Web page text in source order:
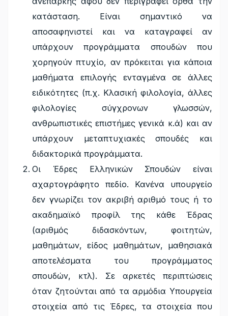
κατάσταση. Είναι σημαντικό να
αποσαφηνιστεί και να καταγραφεί αν
υπάρχουν προγράμματα σπουδών που
χορηγούν πτυχίο, αν πρόκειται για κάποια
μαθήματα επιλογής ενταγμένα σε άλλες
ειδικότητες (π.χ. Κλασική φιλολογία, άλλες
φιλολογίες σύγχρονων γλωσσών,
ανθρωπιστικές επιστήμες γενικά κ.ά) και αν
υπάρχουν μεταπτυχιακές σπουδές και
διδακτορικά προγράμματα.
Οι Έδρες Ελληνικών Σπουδών είναι
αχαρτογράφητο πεδίο. Κανένα υπουργείο
δεν γνωρίζει τον ακριβή αριθμό τους ή το
ακαδημαϊκό προφίλ της κάθε Έδρας
(αριθμός διδασκόντων, φοιτητών,
μαθημάτων, είδος μαθημάτων, μαθησιακά
αποτελέσματα του προγράμματος
σπουδών, κτλ). Σε αρκετές περιπτώσεις
όταν ζητούνται από τα αρμόδια Υπουργεία
στοιχεία από τις Έδρες, τα στοιχεία που